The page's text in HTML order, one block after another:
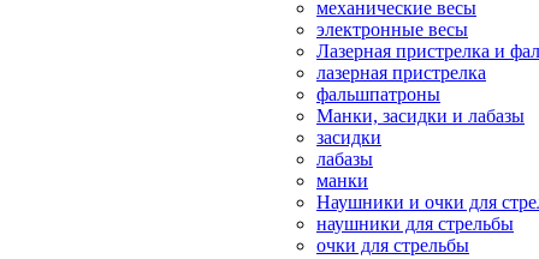
механические весы
электронные весы
Лазерная пристрелка и
лазерная пристрелка
фальшпатроны
Манки, засидки и лабазы
засидки
лабазы
манки
Наушники и очки для
наушники для стрельбы
очки для стрельбы